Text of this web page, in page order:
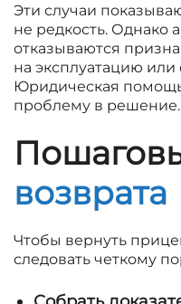
Эти случаи
не редкость. Однако
отказываются
на эксплуатацию
Юридическая
проблему в решение.
возврата
Чтобы вернуть
следовать четкому